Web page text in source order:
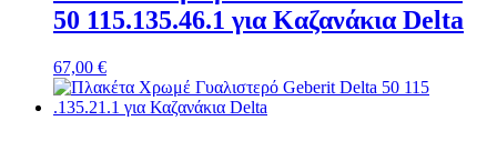
50 115.135.46.1 για Καζανάκια Delta
67,00 €